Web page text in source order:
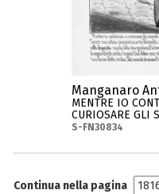
Manganaro
MENTRE IO
CURIOSARE GLI
S-FN30834
Continua nella pagina